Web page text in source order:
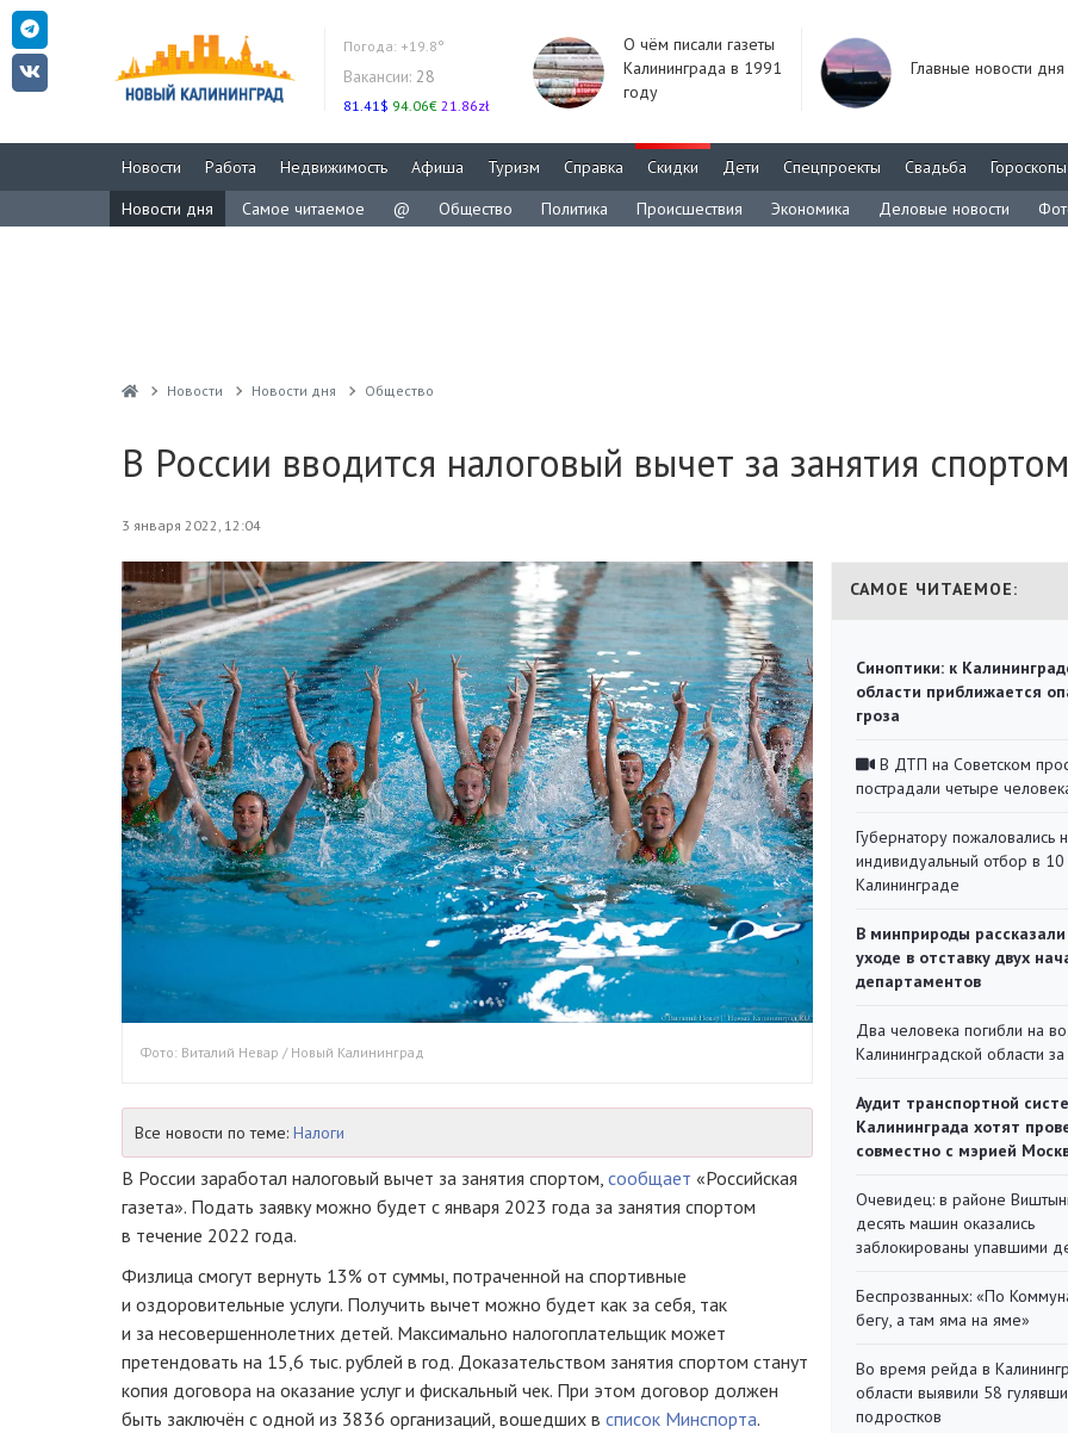
Погода: +19.8°
Вакансии: 28
81.41$ 94.06€ 21.86zł
О чём писали газеты
Калининграда в 1991
году
Главные новости дня
Новости Работа Недвижимость Афиша Туризм Справка Скидки Дети Спецпроекты Свадьба
Гороскопы
Новости дня
Самое читаемое @ Общество Политика Происшествия Экономика Деловые новости
Новости Новости дня Общество
В России вводится налоговый вычет за занятия спортом
3 января 2022, 12:04
Фото: Виталий Невар / Новый Калининград
Все новости по теме: Налоги
В России заработал налоговый вычет за занятия спортом, сообщает «Российская
газета». Подать заявку можно будет с января 2023 года за занятия спортом
в течение 2022 года.
Физлица смогут вернуть 13% от суммы, потраченной на спортивные
и оздоровительные услуги. Получить вычет можно будет как за себя, так
и за несовершеннолетних детей. Максимально налогоплательщик может
претендовать на 15,6 тыс. рублей в год. Доказательством занятия спортом станут
копия договора на оказание услуг и фискальный чек. При этом договор должен
быть заключён с одной из 3836 организаций, вошедших в список Минспорта.
САМОЕ ЧИТАЕМОЕ:
Синоптики: к
области приближается
гроза
В ДТП на Советском
пострадали четыре
Губернатору пожаловались
индивидуальный отбор в 10
Калининграде
В минприроды
уходе в отставку двух
департаментов
Два человека погибли на
Калининградской области
Аудит транспортной
Калининграда хотят
совместно с мэрией
Очевидец: в районе
десять машин оказались
заблокированы упавшими
Беспрозванных: «По
бегу, а там яма на яме»
Во время рейда в
области выявили 58
подростков